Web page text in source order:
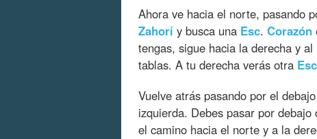
Ahora ve hacia el norte, pasando
Zahorí y busca una Esc. Corazón
tengas, sigue hacia la derecha y
tablas. A tu derecha verás otra Esc
Vuelve atrás pasando por el
izquierda. Debes pasar por
el camino hacia el norte y a la